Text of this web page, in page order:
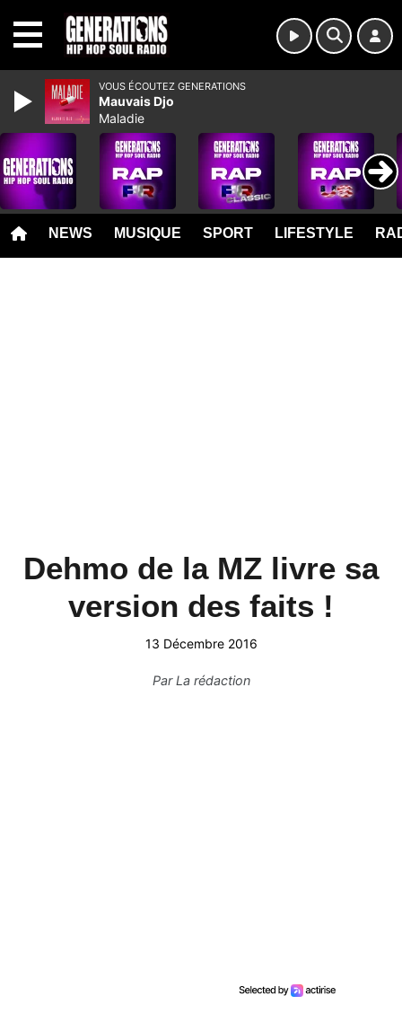
NEWS MUSIQUE SPORT LIFESTYLE
Dehmo de la MZ livre sa
version des faits !
13 Décembre 2016
ParLa rédaction
VOUS ÉCOUTEZ GENERATIONS
Mauvais Djo
Maladie